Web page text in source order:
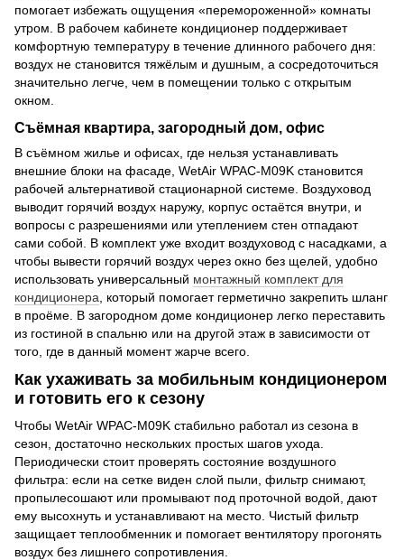
помогает избежать ощущения «перемороженной» комнаты
утром. В рабочем кабинете кондиционер поддерживает
комфортную температуру в течение длинного рабочего дня:
воздух не становится тяжёлым и душным, а сосредоточиться
значительно легче, чем в помещении только с открытым
окном.
Съёмная квартира, загородный дом, офис
В съёмном жилье и офисах, где нельзя устанавливать
внешние блоки на фасаде, WetAir WPAC-M09K становится
рабочей альтернативой стационарной системе. Воздуховод
выводит горячий воздух наружу, корпус остаётся внутри, и
вопросы с разрешениями или утеплением стен отпадают
сами собой. В комплект уже входит воздуховод с насадками, а
чтобы вывести горячий воздух через окно без щелей, удобно
использовать универсальный монтажный комплект для
кондиционера, который помогает герметично закрепить шланг
в проёме. В загородном доме кондиционер легко переставить
из гостиной в спальню или на другой этаж в зависимости от
того, где в данный момент жарче всего.
Как ухаживать за мобильным кондиционером
и готовить его к сезону
Чтобы WetAir WPAC-M09K стабильно работал из сезона в
сезон, достаточно нескольких простых шагов ухода.
Периодически стоит проверять состояние воздушного
фильтра: если на сетке виден слой пыли, фильтр снимают,
пропылесошают или промывают под проточной водой, дают
ему высохнуть и устанавливают на место. Чистый фильтр
защищает теплообменник и помогает вентилятору прогонять
воздух без лишнего сопротивления.